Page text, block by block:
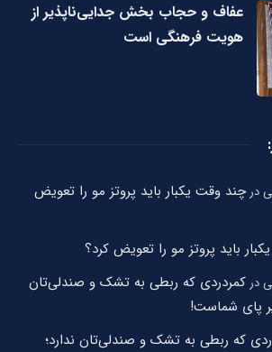
عفاف و حجاب بخش جدایی‌ناپذیر از
هویت فرهنگی است
درچند وقت یکبار باید پروتز مو را تعویض
باید پروتز مو را تعویض کرد؟
در کمردردی که ربطی به تشک و صندلی‌تان
پای شماست!
که ربطی به تشک و صندلی‌تان ندارد؛